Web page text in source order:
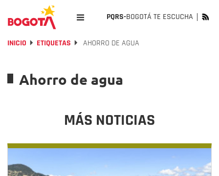
PQRS-BOGOTÁ TE ESCUCHA
INICIO ETIQUETAS AHORRO DE AGUA
Ahorro de agua
MÁS NOTICIAS